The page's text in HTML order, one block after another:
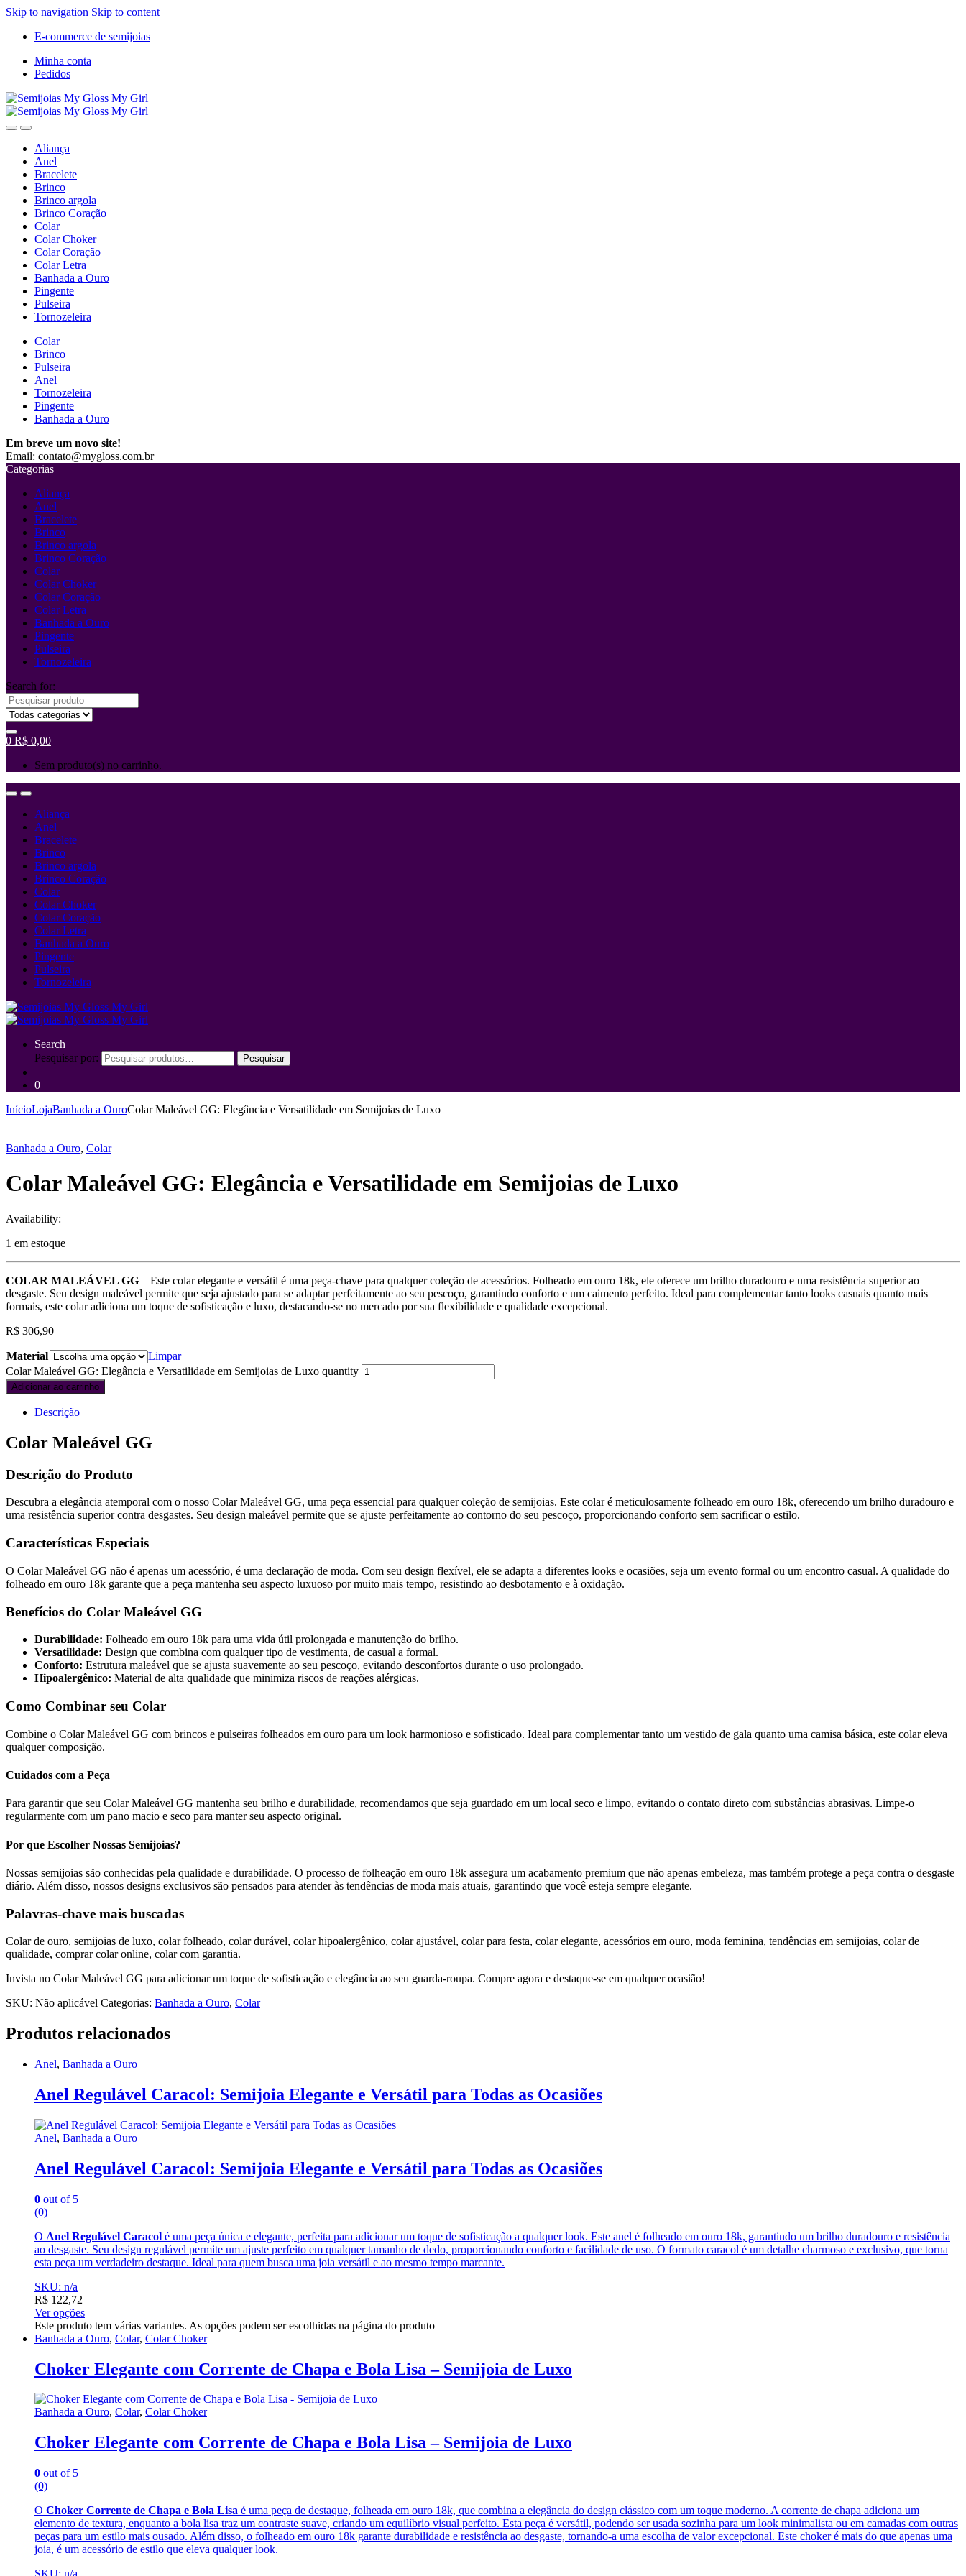
Skip to navigation Skip to content
E-commerce de semijoias
Minha conta
Pedidos
Aliança
Anel
Bracelete
Brinco
Brinco argola
Brinco Coração
Colar
Colar Choker
Colar Coração
Colar Letra
Banhada a Ouro
Pingente
Pulseira
Tornozeleira
Colar
Brinco
Pulseira
Anel
Tornozeleira
Pingente
Banhada a Ouro
Em breve um novo site!
Email: contato@mygloss.com.br
Categorias
Aliança
Anel
Bracelete
Brinco
Brinco argola
Brinco Coração
Colar
Colar Choker
Colar Coração
Colar Letra
Banhada a Ouro
Pingente
Pulseira
Tornozeleira
Search for:
0 R$ 0,00
Sem produto(s) no carrinho.
Aliança
Anel
Bracelete
Brinco
Brinco argola
Brinco Coração
Colar
Colar Choker
Colar Coração
Colar Letra
Banhada a Ouro
Pingente
Pulseira
Tornozeleira
Search
Pesquisar por:
Pesquisar
0
InícioLojaBanhada a OuroColar Maleável GG: Elegância e Versatilidade em Semijoias de Luxo
Banhada a Ouro, Colar
Colar Maleável GG: Elegância e Versatilidade em Semijoias de Luxo
Availability:
1 em estoque
COLAR MALEÁVEL GG – Este colar elegante e versátil é uma peça-chave para qualquer coleção de acessórios. Folheado em ouro 18k, ele oferece um brilho duradouro e uma resistência superior ao
desgaste. Seu design maleável permite que seja ajustado para se adaptar perfeitamente ao seu pescoço, garantindo conforto e um caimento perfeito. Ideal para complementar tanto looks casuais quanto mais
formais, este colar adiciona um toque de sofisticação e luxo, destacando-se no mercado por sua flexibilidade e qualidade excepcional.
R$ 306,90
Material
Limpar
Colar Maleável GG: Elegância e Versatilidade em Semijoias de Luxo quantity
Adicionar ao carrinho
Descrição
Colar Maleável GG
Descrição do Produto
Descubra a elegância atemporal com o nosso Colar Maleável GG, uma peça essencial para qualquer coleção de semijoias. Este colar é meticulosamente folheado em ouro 18k, oferecendo um brilho duradouro e
uma resistência superior contra desgastes. Seu design maleável permite que se ajuste perfeitamente ao contorno do seu pescoço, proporcionando conforto sem sacrificar o estilo.
Características Especiais
O Colar Maleável GG não é apenas um acessório, é uma declaração de moda. Com seu design flexível, ele se adapta a diferentes looks e ocasiões, seja um evento formal ou um encontro casual. A qualidade do
folheado em ouro 18k garante que a peça mantenha seu aspecto luxuoso por muito mais tempo, resistindo ao desbotamento e à oxidação.
Benefícios do Colar Maleável GG
Durabilidade: Folheado em ouro 18k para uma vida útil prolongada e manutenção do brilho.
Versatilidade: Design que combina com qualquer tipo de vestimenta, de casual a formal.
Conforto: Estrutura maleável que se ajusta suavemente ao seu pescoço, evitando desconfortos durante o uso prolongado.
Hipoalergênico: Material de alta qualidade que minimiza riscos de reações alérgicas.
Como Combinar seu Colar
Combine o Colar Maleável GG com brincos e pulseiras folheados em ouro para um look harmonioso e sofisticado. Ideal para complementar tanto um vestido de gala quanto uma camisa básica, este colar eleva
qualquer composição.
Cuidados com a Peça
Para garantir que seu Colar Maleável GG mantenha seu brilho e durabilidade, recomendamos que seja guardado em um local seco e limpo, evitando o contato direto com substâncias abrasivas. Limpe-o
regularmente com um pano macio e seco para manter seu aspecto original.
Por que Escolher Nossas Semijoias?
Nossas semijoias são conhecidas pela qualidade e durabilidade. O processo de folheação em ouro 18k assegura um acabamento premium que não apenas embeleza, mas também protege a peça contra o desgaste
diário. Além disso, nossos designs exclusivos são pensados para atender às tendências de moda mais atuais, garantindo que você esteja sempre elegante.
Palavras-chave mais buscadas
Colar de ouro, semijoias de luxo, colar folheado, colar durável, colar hipoalergênico, colar ajustável, colar para festa, colar elegante, acessórios em ouro, moda feminina, tendências em semijoias, colar de
qualidade, comprar colar online, colar com garantia.
Invista no Colar Maleável GG para adicionar um toque de sofisticação e elegância ao seu guarda-roupa. Compre agora e destaque-se em qualquer ocasião!
SKU: Não aplicável Categorias: Banhada a Ouro, Colar
Produtos relacionados
Anel, Banhada a Ouro
Anel Regulável Caracol: Semijoia Elegante e Versátil para Todas as Ocasiões
Anel, Banhada a Ouro
Anel Regulável Caracol: Semijoia Elegante e Versátil para Todas as Ocasiões
0 out of 5
(0)
O Anel Regulável Caracol é uma peça única e elegante, perfeita para adicionar um toque de sofisticação a qualquer look. Este anel é folheado em ouro 18k, garantindo um brilho duradouro e resistência
ao desgaste. Seu design regulável permite um ajuste perfeito em qualquer tamanho de dedo, proporcionando conforto e facilidade de uso. O formato caracol é um detalhe charmoso e exclusivo, que torna
esta peça um verdadeiro destaque. Ideal para quem busca uma joia versátil e ao mesmo tempo marcante.
SKU: n/a
R$ 122,72
Ver opções
Este produto tem várias variantes. As opções podem ser escolhidas na página do produto
Banhada a Ouro, Colar, Colar Choker
Choker Elegante com Corrente de Chapa e Bola Lisa – Semijoia de Luxo
Banhada a Ouro, Colar, Colar Choker
Choker Elegante com Corrente de Chapa e Bola Lisa – Semijoia de Luxo
0 out of 5
(0)
O Choker Corrente de Chapa e Bola Lisa é uma peça de destaque, folheada em ouro 18k, que combina a elegância do design clássico com um toque moderno. A corrente de chapa adiciona um
elemento de textura, enquanto a bola lisa traz um contraste suave, criando um equilíbrio visual perfeito. Esta peça é versátil, podendo ser usada sozinha para um look minimalista ou em camadas com outras
peças para um estilo mais ousado. Além disso, o folheado em ouro 18k garante durabilidade e resistência ao desgaste, tornando-a uma escolha de valor excepcional. Este choker é mais do que apenas uma
joia, é um acessório de estilo que eleva qualquer look.